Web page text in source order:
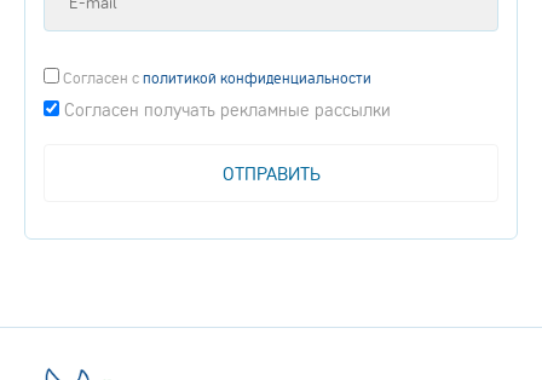
Согласен сполитикой конфиденциальности
Согласен получать рекламные рассылки